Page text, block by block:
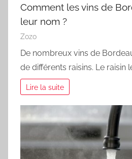
Comment les vins de
leur nom ?
Zozo
De nombreux vins de
de différents raisins. Le raisin
Lire la suite